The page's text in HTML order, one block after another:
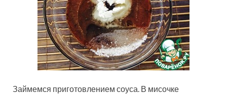
Займемся приготовлением соуса. В мисочке